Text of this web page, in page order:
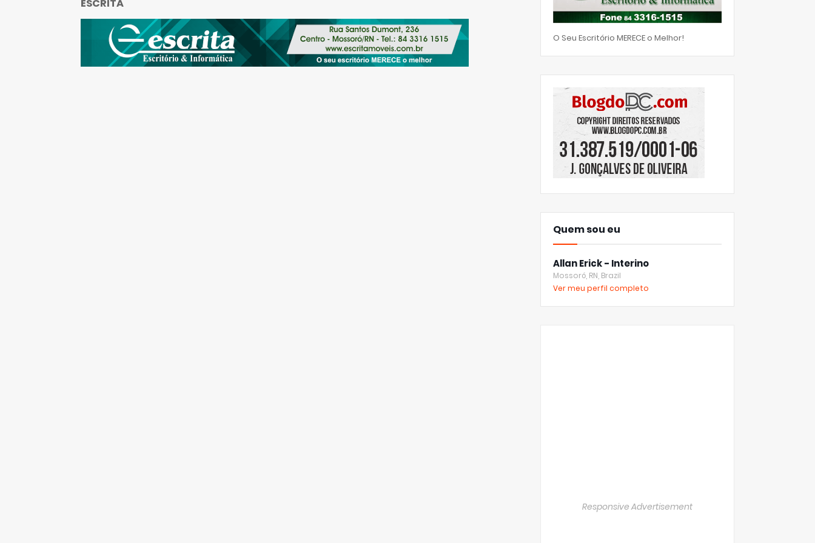
ESCRITA
O Seu Escritório MERECE o Melhor!
Quem sou eu
Allan Erick - Interino
Mossoró, RN, Brazil
Ver meu perfil completo
Responsive Advertisement